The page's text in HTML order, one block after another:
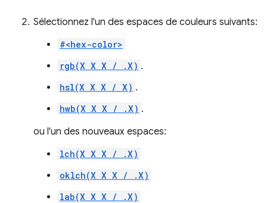
Sélectionnez l'un des espaces de couleurs suivants:
#<hex-color>
rgb(X X X / .X) .
hsl(X X X / X) .
hwb(X X X / .X) .
ou l'un des nouveaux espaces:
lch(X X X / .X)
oklch(X X X / .X)
lab(X X X / .X)